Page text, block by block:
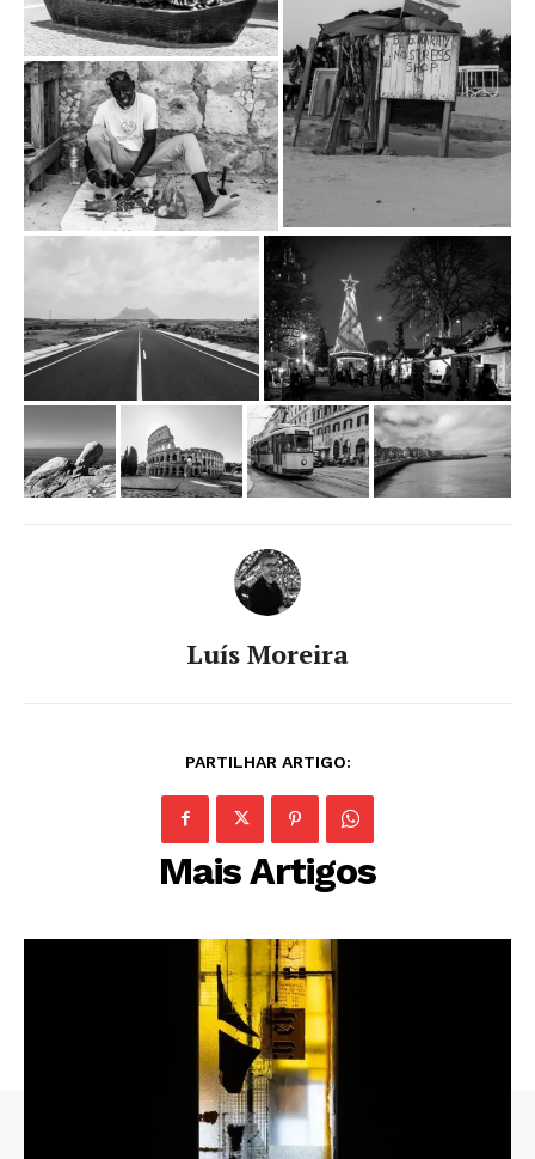
Luís Moreira
PARTILHAR ARTIGO:
Mais Artigos